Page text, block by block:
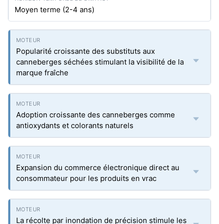
Moyen terme (2-4 ans)
Popularité croissante des substituts aux
canneberges séchées stimulant la visibilité de la
marque fraîche
Adoption croissante des canneberges comme
antioxydants et colorants naturels
Expansion du commerce électronique direct au
consommateur pour les produits en vrac
La récolte par inondation de précision stimule les